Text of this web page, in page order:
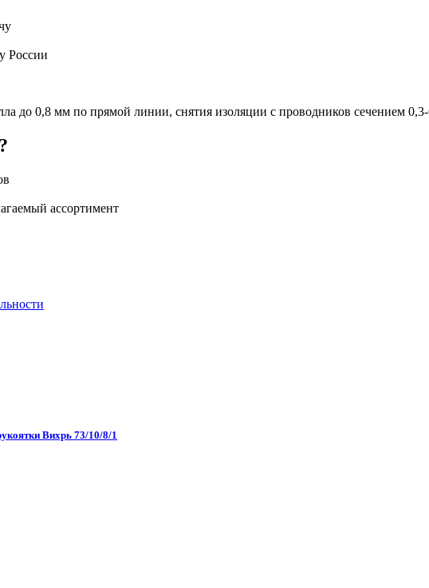
России
до 0,8 мм по прямой линии, снятия изоляции с проводников сечением
ассортимент
Вихрь 73/10/8/1